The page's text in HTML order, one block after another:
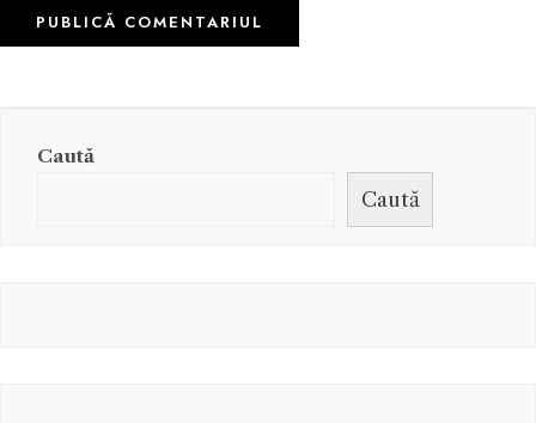
Caută
Caută